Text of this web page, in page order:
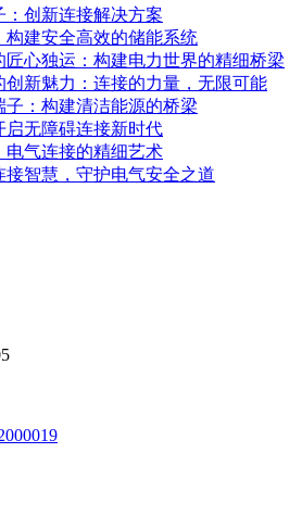
：创新连接解决方案
构建安全高效的储能系统
匠心独运：构建电力世界的精细桥梁
创新魅力：连接的力量，无限可能
：构建清洁能源的桥梁
启无障碍连接新时代
电气连接的精细艺术
接智慧，守护电气安全之道